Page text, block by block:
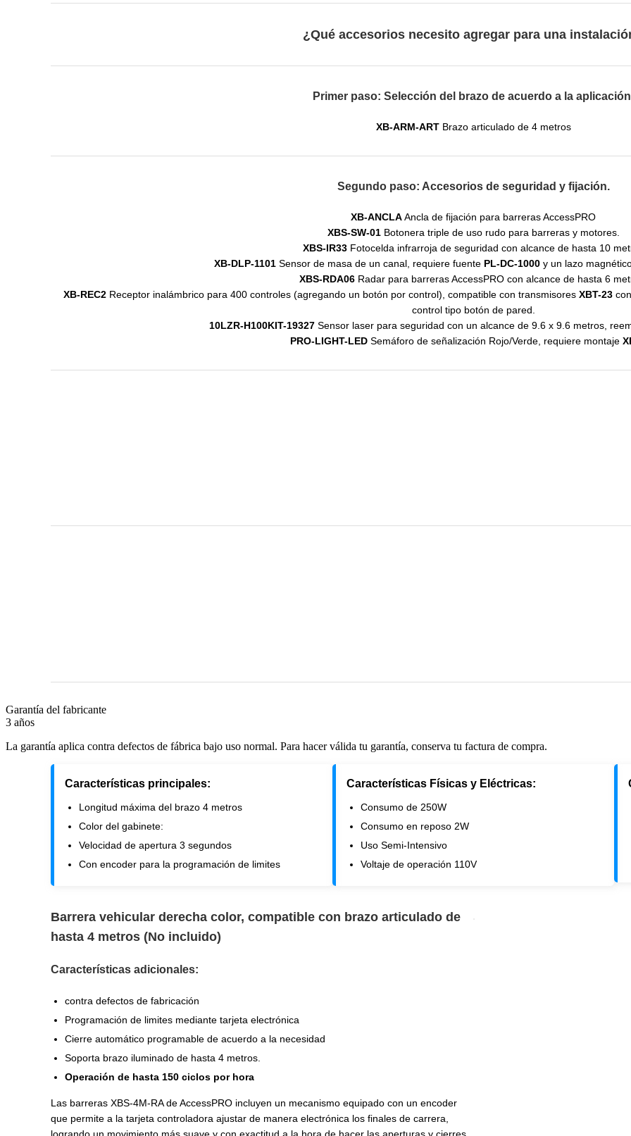
¿Qué accesorios necesito agregar para una
Primer paso: Selección del brazo de acuerdo a la
XB-ARM-ARTBrazo articulado de 4 metros
Segundo paso: Accesorios de seguridad y fijación.
XB-ANCLAAncla de fijación para barreras AccessPRO
XBS-SW-01Botonera triple de uso rudo para barreras y motores.
XBS-IR33Fotocelda infrarroja de seguridad con alcance de hasta 10
XB-DLP-1101Sensor de masa de un canal, requiere fuente PL-DC-1000y un lazo
XBS-RDA06 Radar para barreras AccessPRO con alcance de hasta 6
XB-REC2 Receptor inalámbrico para 400 controles (agregando un botón por control), compatible con transmisores XBT-23
control tipo botón de pared.
10LZR-H100KIT-19327 Sensor laser para seguridad con un alcance de 9.6 x 9.6 metros,
PRO-LIGHT-LEDSemáforo de señalización Rojo/Verde, requiere montaje
Garantía del fabricante
3 años
La garantía aplica contra defectos de fábrica bajo uso normal. Para hacer válida tu garantía, conserva tu factura de compra.
Características principales:
Longitud máxima del brazo 4 metros
Color del gabinete:
Velocidad de apertura 3 segundos
Con encoder para la programación de limites
Características Físicas y Eléctricas:
Consumo de 250W
Consumo en reposo 2W
Uso Semi-Intensivo
Voltaje de operación 110V
Barrera vehicular derecha color, compatible con brazo articulado de
hasta 4 metros (No incluido)
Características adicionales:
contra defectos de fabricación
Programación de limites mediante tarjeta electrónica
Cierre automático programable de acuerdo a la necesidad
Soporta brazo iluminado de hasta 4 metros.
Operación de hasta 150 ciclos por hora
Las barreras XBS-4M-RA de AccessPRO incluyen un mecanismo equipado con un encoder
que permite a la tarjeta controladora ajustar de manera electrónica los finales de carrera,